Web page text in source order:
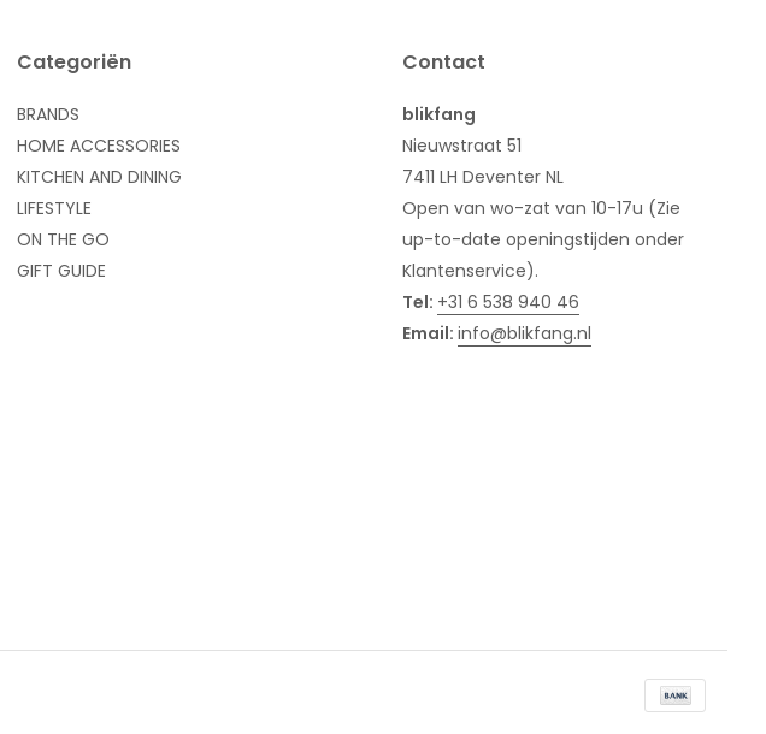
Categoriën
BRANDS
HOME ACCESSORIES
KITCHEN AND DINING
LIFESTYLE
ON THE GO
GIFT GUIDE
Contact
blikfang
Nieuwstraat 51
7411 LH Deventer NL
Open van wo-zat van 10-17u (Zie
up-to-date openingstijden onder
Klantenservice).
Tel: +31 6 538 940 46
Email: info@blikfang.nl